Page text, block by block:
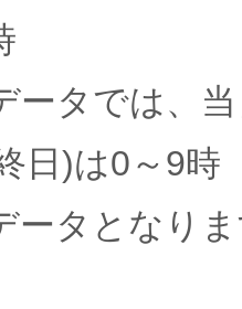
ータでは、
日)は0～9時
ータとなり